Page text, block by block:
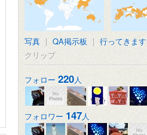
写真 | QA掲示板 | 行ってきます
クリップ
フォロー 220人
フォロワー 147人